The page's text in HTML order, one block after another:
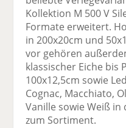
Kollektion M 500 V
Formate erweitert.
in 200x20cm und
vor gehören
klassischer Eiche bis
100x12,5cm sowie
Cognac, Macchiato,
Vanille sowie Weiß
zum Sortiment.